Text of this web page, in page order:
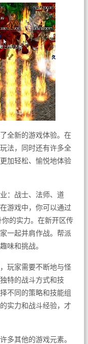
全新的游戏体验。在
法，同时还有许多全
加轻松、愉悦地体验
：战士、法师、道
游戏中，你可以通过
的实力。在新开区传
一起并肩作战。帮派
味和挑战。
玩家需要不断地与怪
特的战斗方式和技
不同的策略和技能组
实力和战斗经验，才
多其他的游戏元素。